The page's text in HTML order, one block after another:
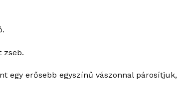
zseb.
egy erősebb egyszínű vászonnal